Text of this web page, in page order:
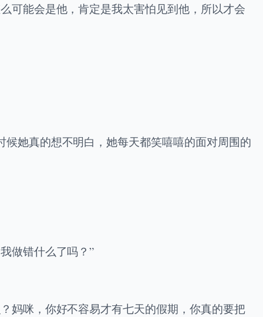
可能会是他，肯定是我太害怕见到他，所以才会
她真的想不明白，她每天都笑嘻嘻的面对周围的
做错什么了吗？”
妈咪，你好不容易才有七天的假期，你真的要把